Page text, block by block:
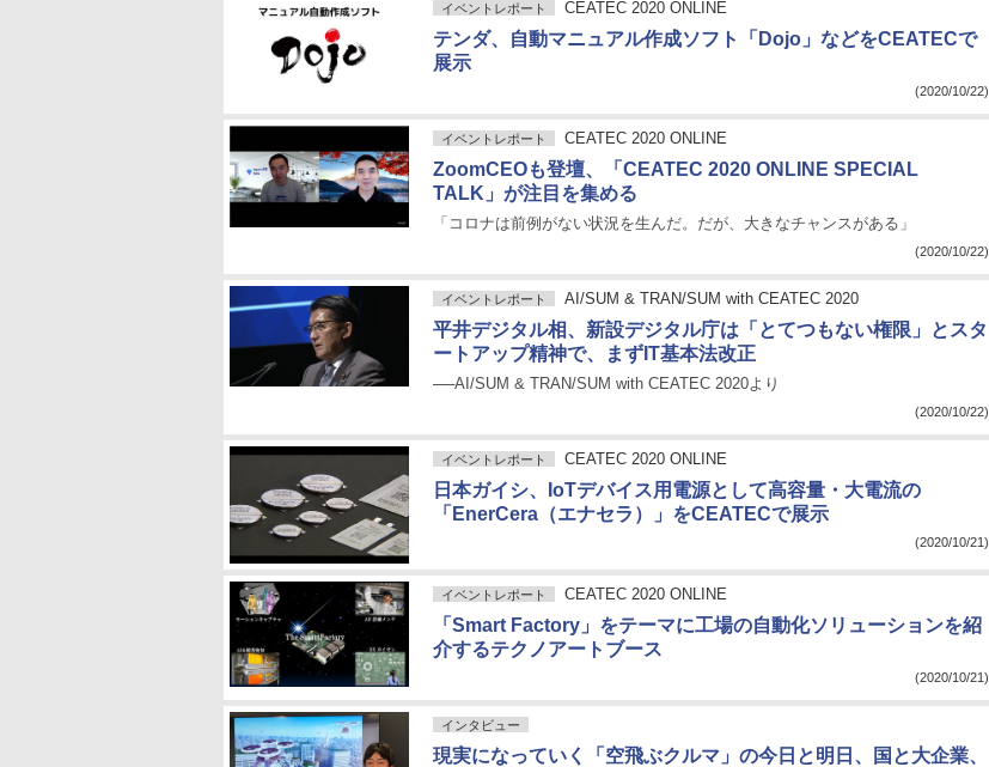
イベントレポート CEATEC 2020 ONLINE
テンダ、自動マニュアル作成ソフト「Dojo」などをCEATECで
展示
(2020/10/22)
イベントレポート CEATEC 2020 ONLINE
ZoomCEOも登壇、「CEATEC 2020 ONLINE SPECIAL
TALK」が注目を集める
「コロナは前例がない状況を生んだ。だが、大きなチャンスがある」
(2020/10/22)
イベントレポート AI/SUM & TRAN/SUM with CEATEC 2020
平井デジタル相、新設デジタル庁は「とてつもない権限」とスタ
ートアップ精神で、まずIT基本法改正
──AI/SUM & TRAN/SUM with CEATEC 2020より
(2020/10/22)
イベントレポート CEATEC 2020 ONLINE
日本ガイシ、IoTデバイス用電源として高容量・大電流の
「EnerCera（エナセラ）」をCEATECで展示
(2020/10/21)
イベントレポート CEATEC 2020 ONLINE
「Smart Factory」をテーマに工場の自動化ソリューションを紹
介するテクノアートブース
(2020/10/21)
インタビュー
現実になっていく「空飛ぶクルマ」の今日と明日、国と大企業、